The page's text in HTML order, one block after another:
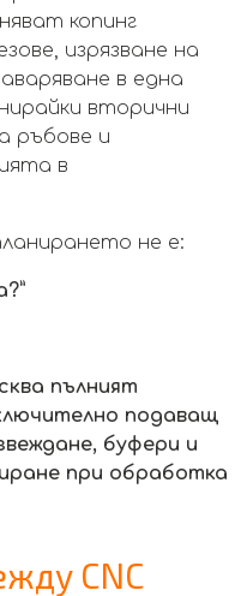
копинг
изрязване на
в една
вторични
ръбове и
в
не е:
пълният
подаващ
буфери и
при обработка
CNC